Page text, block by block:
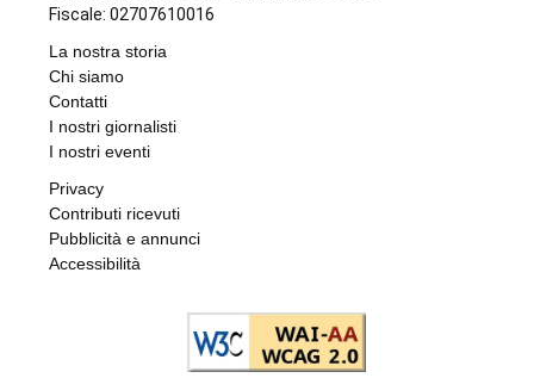
Fiscale: 02707610016
La nostra storia
Chi siamo
Contatti
I nostri giornalisti
I nostri eventi
Privacy
Contributi ricevuti
Pubblicità e annunci
Accessibilità